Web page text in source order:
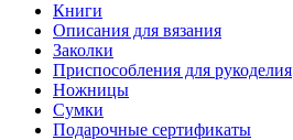
Книги
Описания для вязания
Заколки
Приспособления для рукоделия
Ножницы
Сумки
Подарочные сертификаты